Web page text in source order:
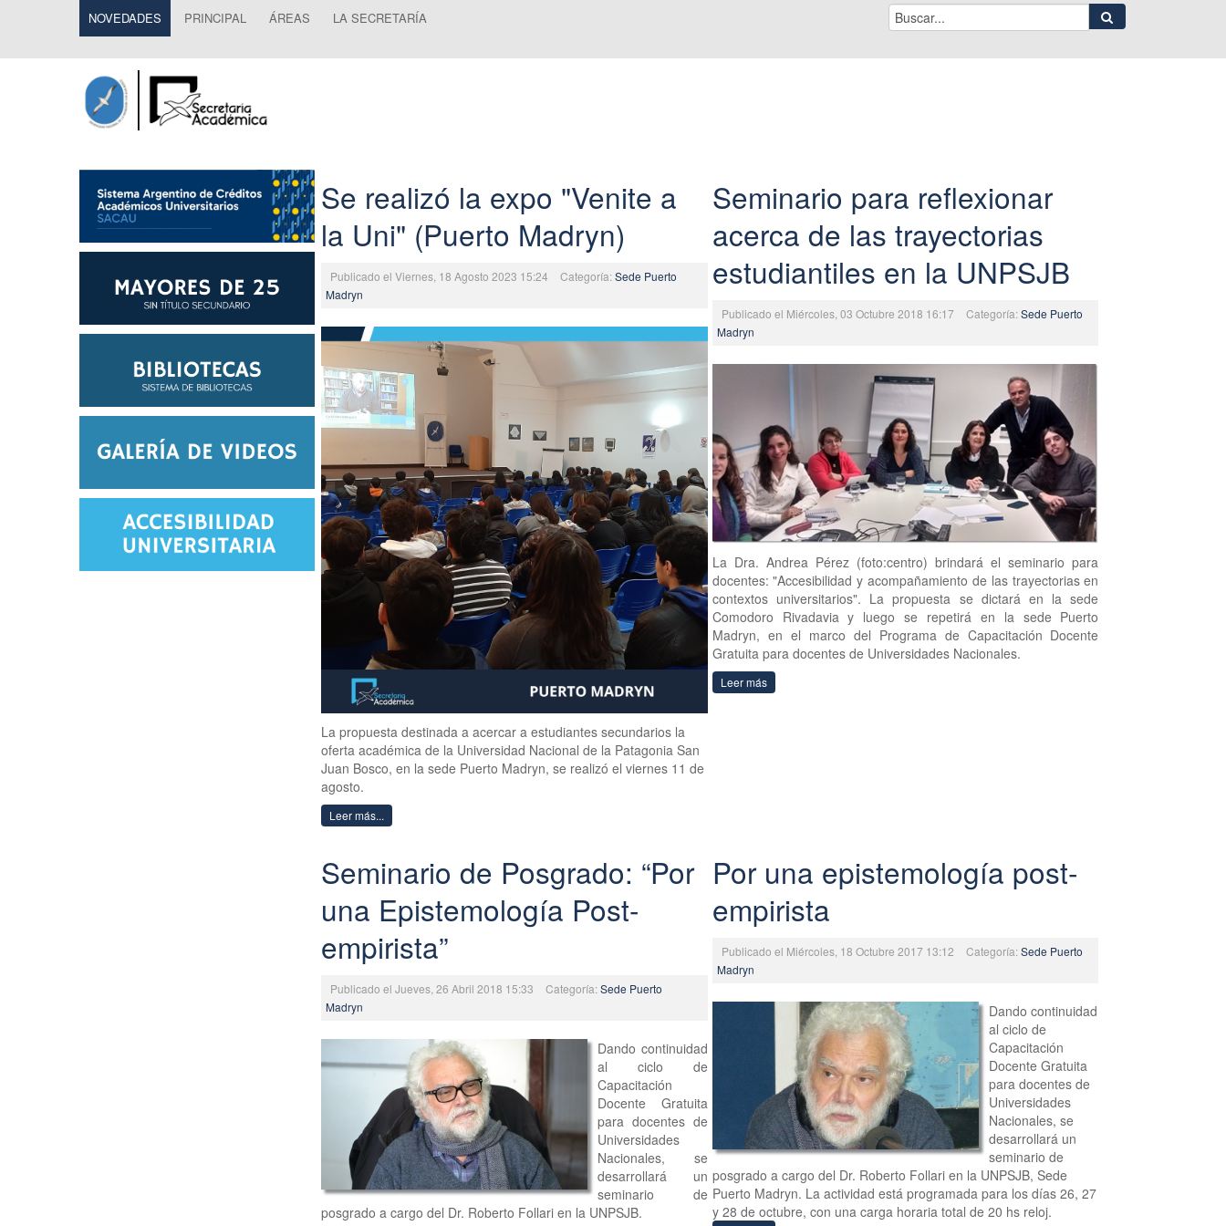
NOVEDADES PRINCIPAL ÁREAS LA SECRETARÍA
Se realizó la expo "Venite a
la Uni" (Puerto Madryn)
Publicado el Viernes, 18 Agosto 2023 15:24 Categoría:Sede Puerto
Madryn
La propuesta destinada a acercar a estudiantes secundarios la
oferta académica de la Universidad Nacional de la Patagonia San
Juan Bosco, en la sede Puerto Madryn, se realizó el viernes 11 de
agosto.
Leer más...
Seminario para reflexionar
acerca de las trayectorias
estudiantiles en la UNPSJB
Publicado el Miércoles, 03 Octubre 2018 16:17 Categoría:Sede Puerto
Madryn
La Dra. Andrea Pérez (foto:centro) brindará el seminario para
docentes: "Accesibilidad y acompañamiento de las trayectorias en
contextos universitarios". La propuesta se dictará en la sede
Comodoro Rivadavia y luego se repetirá en la sede Puerto
Madryn, en el marco del Programa de Capacitación Docente
Gratuita para docentes de Universidades Nacionales.
Leer más
Seminario de Posgrado: “Por
una Epistemología Post-
empirista”
Publicado el Jueves, 26 Abril 2018 15:33 Categoría:Sede Puerto
Madryn
Dando continuidad
al ciclo de
Capacitación
Docente Gratuita
para docentes de
Universidades
Nacionales, se
desarrollará un
seminario de
posgrado a cargo del Dr. Roberto Follari en la UNPSJB.
Por una epistemología post-
empirista
Publicado el Miércoles, 18 Octubre 2017 13:12 Categoría:Sede Puerto
Madryn
Dando continuidad
al ciclo de
Capacitación
Docente Gratuita
para docentes de
Universidades
Nacionales, se
desarrollará un
seminario de
posgrado a cargo del Dr. Roberto Follari en la UNPSJB, Sede
Puerto Madryn. La actividad está programada para los días 26, 27
y 28 de octubre, con una carga horaria total de 20 hs reloj.